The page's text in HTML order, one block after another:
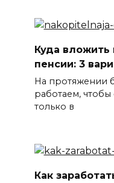
Куда вложить
пенсии: 3
На протяжении
работаем, чтобы
только в
Как